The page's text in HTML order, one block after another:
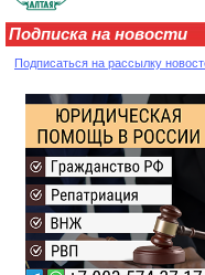
Подписка на новости
Подписаться на рассылку